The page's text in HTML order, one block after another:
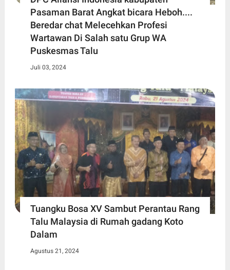
Pasaman Barat Angkat bicara Heboh....
Beredar chat Melecehkan Profesi
Wartawan Di Salah satu Grup WA
Puskesmas Talu
Juli 03, 2024
Tuangku Bosa XV Sambut Perantau Rang
Talu Malaysia di Rumah gadang Koto
Dalam
Agustus 21, 2024